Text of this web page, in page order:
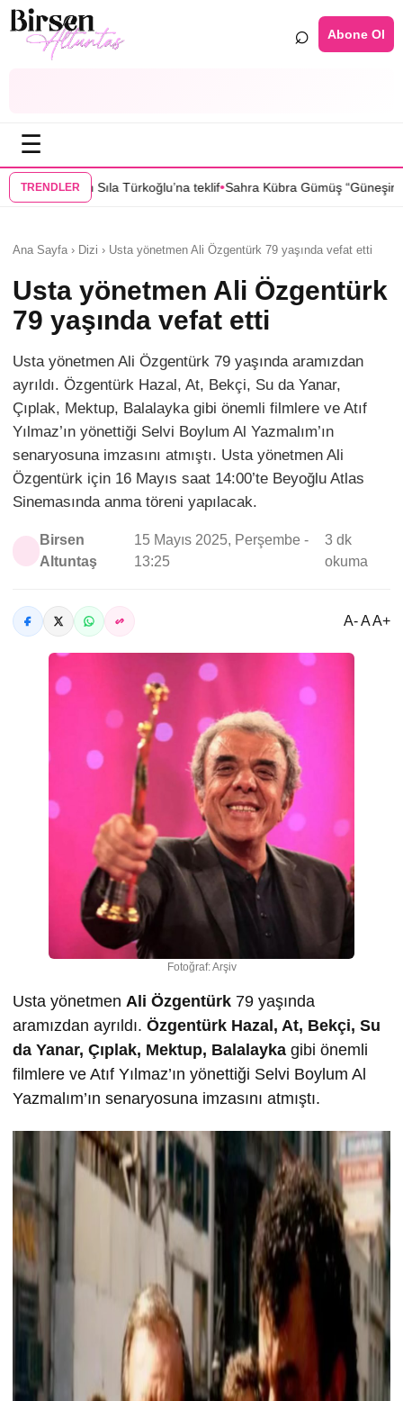
⌕ Abone Ol
☰
TRENDLER
teklif•Sahra Kübra Gümüş “Güneşin Doğduğu Yer” dizisinde•Selin
Ana Sayfa › Dizi › Usta yönetmen Ali Özgentürk 79 yaşında vefat etti
Usta yönetmen Ali Özgentürk
79 yaşında vefat etti
Usta yönetmen Ali Özgentürk 79 yaşında aramızdan
ayrıldı. Özgentürk Hazal, At, Bekçi, Su da Yanar,
Çıplak, Mektup, Balalayka gibi önemli filmlere ve Atıf
Yılmaz’ın yönettiği Selvi Boylum Al Yazmalım’ın
senaryosuna imzasını atmıştı. Usta yönetmen Ali
Özgentürk için 16 Mayıs saat 14:00’te Beyoğlu Atlas
Sinemasında anma töreni yapılacak.
Birsen
Altuntaş
15 Mayıs 2025, Perşembe -
13:25
3 dk
okuma
A- A A+
Fotoğraf: Arşiv
Usta yönetmen Ali Özgentürk 79 yaşında
aramızdan ayrıldı. Özgentürk Hazal, At, Bekçi, Su
da Yanar, Çıplak, Mektup, Balalayka gibi önemli
filmlere ve Atıf Yılmaz’ın yönettiği Selvi Boylum Al
Yazmalım’ın senaryosuna imzasını atmıştı.